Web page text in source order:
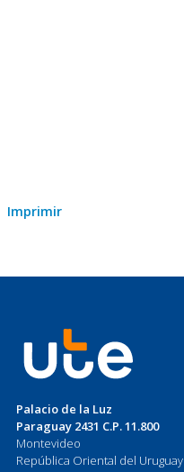
Imprimir
Palacio de la Luz
Paraguay 2431 C.P. 11.800
Montevideo
República Oriental del Uruguay